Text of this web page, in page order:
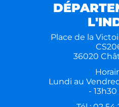
Place de la
36020
Lundi au
- 13h30